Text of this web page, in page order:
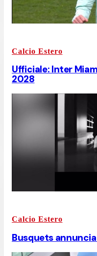
Calcio Estero
Ufficiale: Inter
2028
Calcio Estero
Busquets